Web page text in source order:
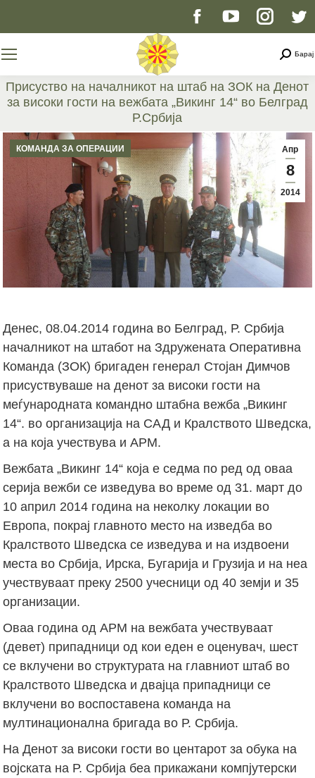
Facebook
opens
window
YouTube
opens
new
window
page
opens
new
window
Барај
Присуство на началникот на штаб на ЗОК на Денот
за високи гости на вежбата „Викинг 14“ во Белград
Р.Србија
You are here:
Апр
8
2014
КОМАНДА ЗА ОПЕРАЦИИ
Денес, 08.04.2014 година во Белград, Р. Србија
началникот на штабот на Здружената Оперативна
Команда (ЗОК) бригаден генерал Стојан Димчов
присуствуваше на денот за високи гости на
меѓународната командно штабна вежба „Викинг
14“. во организација на САД и Кралството Шведска,
а на која учествува и АРМ.
Вежбата „Викинг 14“ која е седма по ред од оваа
серија вежби се изведува во време од 31. март до
10 април 2014 година на неколку локации во
Европа, покрај главното место на изведба во
Кралството Шведска се изведува и на издвоени
места во Србија, Ирска, Бугарија и Грузија и на неа
учествуваат преку 2500 учесници од 40 земји и 35
организации.
Оваа година од АРМ на вежбата учествуваат
(девет) припадници од кои еден е оценувач, шест
се вклучени во структурата на главниот штаб во
Кралството Шведска и двајца припадници се
вклучени во воспоставена команда на
мултинационална бригада во Р. Србија.
На Денот за високи гости во центарот за обука на
војската на Р. Србија беа прикажани компјутерски